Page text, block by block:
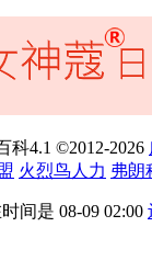
科4.1 ©2012-2026
火烈鸟人力 弗朗
间是 08-09 02:00